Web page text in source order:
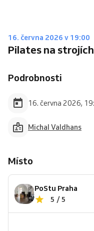
16. června 2026 v 19:00
Pilates na strojích
Podrobnosti
16. června 2026,
Michal Valdhans
Místo
PoStu Praha
5 / 5